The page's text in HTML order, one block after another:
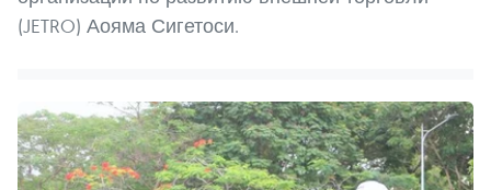
(JETRO) Аояма Сигетоси.